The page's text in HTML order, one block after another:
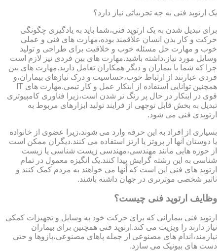
یک ارتوپد فنی به چه تجربیاتی نیاز دارد؟
برای تبدیل شدن به یک ارتوپد فنی،شما باید به یادگیری چگونگی
حرکت و کار بدن انسان علاقمند بوده،مهارت های فنی و عملی
خوب و مهارت حل مسئله خوب و خلاقیت برای طراحی و تولید
وسایل مورد نیاز،داشته باشید.مهارت های بین فردی نیز لازم است
چرا که شما با بیماران و دیگر همکاران تعامل دارید.مهارت های بین
فردی عبارتند از ارتباط خوب،حساسیت و درک نیازهای بیماران،و
همچنین توانایی استفاده از ابتکار عمل و کار تیمی.مهارت های IT
قوی در اینکار در حال پر رنگ تر شدن است،زیرا فناوری کامپیوتری
تبدیل به بخش قابل توجهی از فرایند تولید ابزارهای مربوط به
ارتوپدی فنی می شود.
بسیاری از افراد به این حرفه وارد می شوند،زیرا عضوی از خانواده
یا دوستان آنها از پروتز یا ارتز استفاده می کنند.دیگران ممکن است
از حوزه هایی مانند مهندسی،مهندسی زیست شناسی یا زیست
شناسی به این رشته گرایش پیدا کنند.یک انگیزه معمول در تمام
ارتوپد های فنی این است که آنها می خواهند به مردم کمک کنند و
تاثیر شخصی موثرتری در جهان داشته باشند.
وظایف ارتوپد فنی چیست؟
ارتوپد فنی بیمارانی که برای حرکت خود به وسایل و تجهیزات کمکی
نیاز دارند را ویزیت می کند.ارتوپد فنی همچنین برای بیماران
نیازمند،اندام های مصنوعی از جمله پاهای مصنوعی،بازوها و حتی
دست های بیونیک می سازد.